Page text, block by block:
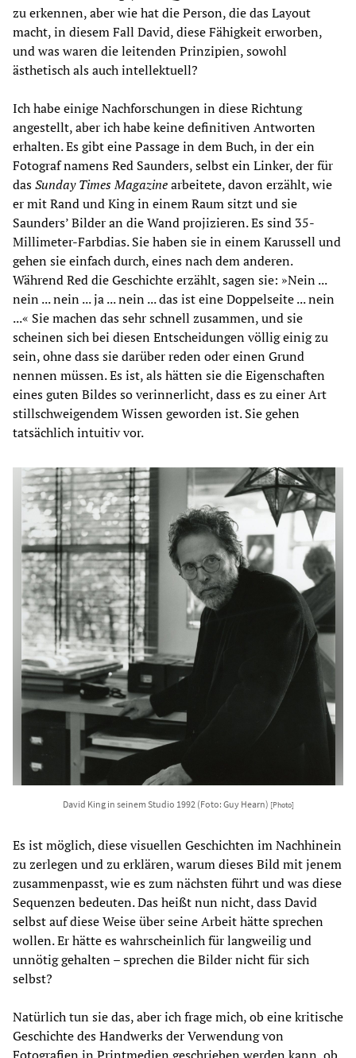
zu erkennen, aber wie hat die Person, die das Layout
macht, in diesem Fall David, diese Fähigkeit erworben,
und was waren die leitenden Prinzipien, sowohl
ästhetisch als auch intellektuell?
Ich habe einige Nachforschungen in diese Richtung
angestellt, aber ich habe keine definitiven Antworten
erhalten. Es gibt eine Passage in dem Buch, in der ein
Fotograf namens Red Saunders, selbst ein Linker, der für
dasSunday Times Magazinearbeitete, davon erzählt, wie
er mit Rand und King in einem Raum sitzt und sie
Saunders’ Bilder an die Wand projizieren. Es sind 35-
Millimeter-Farbdias. Sie haben sie in einem Karussell und
gehen sie einfach durch, eines nach dem anderen.
Während Red die Geschichte erzählt, sagen sie: »Nein ...
nein ... nein ... ja ... nein ... das ist eine Doppelseite ... nein
...« Sie machen das sehr schnell zusammen, und sie
scheinen sich bei diesen Entscheidungen völlig einig zu
sein, ohne dass sie darüber reden oder einen Grund
nennen müssen. Es ist, als hätten sie die Eigenschaften
eines guten Bildes so verinnerlicht, dass es zu einer Art
stillschweigendem Wissen geworden ist. Sie gehen
tatsächlich intuitiv vor.
David King in seinem Studio 1992 (Foto: Guy Hearn) [Photo]
Es ist möglich, diese visuellen Geschichten im Nachhinein
zu zerlegen und zu erklären, warum dieses Bild mit jenem
zusammenpasst, wie es zum nächsten führt und was diese
Sequenzen bedeuten. Das heißt nun nicht, dass David
selbst auf diese Weise über seine Arbeit hätte sprechen
wollen. Er hätte es wahrscheinlich für langweilig und
unnötig gehalten – sprechen die Bilder nicht für sich
selbst?
Natürlich tun sie das, aber ich frage mich, ob eine kritische
Geschichte des Handwerks der Verwendung von